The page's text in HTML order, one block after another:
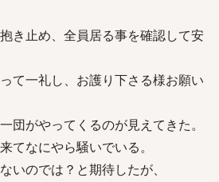
き止め、全員居る事を確認して安
て一礼し、お護り下さる様お願い
団がやってくるのが見えてきた。
てなにやら騒いでいる。
いのでは？と期待したが、